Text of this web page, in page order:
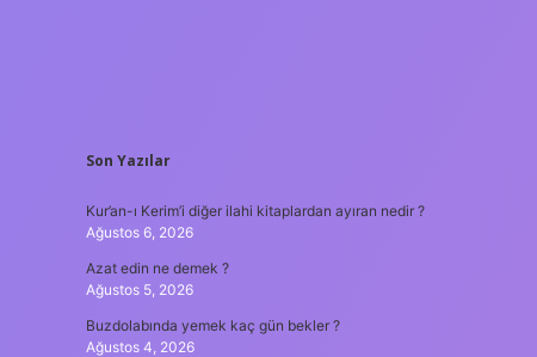
SIDEBAR
Son Yazılar
Kur’an-ı Kerim’i diğer ilahi kitaplardan ayıran nedir ?
Ağustos 6, 2026
Azat edin ne demek ?
Ağustos 5, 2026
Buzdolabında yemek kaç gün bekler ?
Ağustos 4, 2026